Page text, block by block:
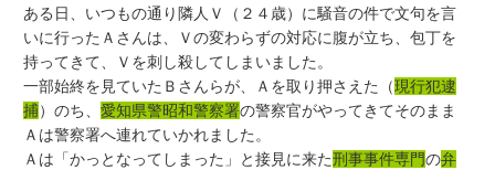
ある日、いつもの通り隣人Ｖ（２４歳）に騒音の件で文句を言
いに行ったＡさんは、Ｖの変わらずの対応に腹が立ち、包丁を
持ってきて、Ｖを刺し殺してしまいました。
一部始終を見ていたＢさんらが、Ａを取り押さえた（現行犯逮
捕）のち、愛知県警昭和警察署の警察官がやってきてそのまま
Ａは警察署へ連れていかれました。
Ａは「かっとなってしまった」と接見に来た刑事事件専門の弁